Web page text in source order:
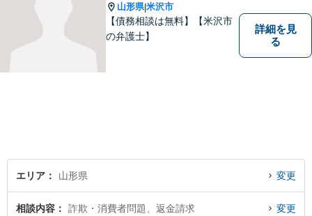
山形県|米沢市
【債務相談は無料】【米沢市
の弁護士】
詳細を見
る
エリア 山形県 変更
相談内容 詐欺・消費者問題、返金請求 変更